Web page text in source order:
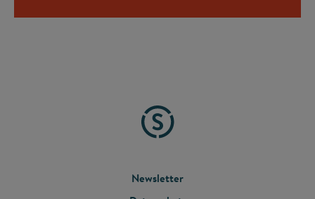
FOOTER
Newsletter